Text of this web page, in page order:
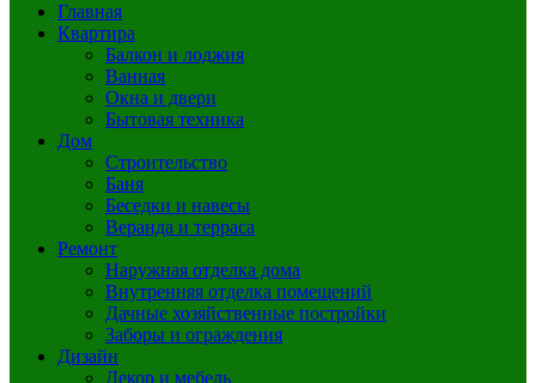
Главная
Квартира
Балкон и лоджия
Ванная
Окна и двери
Бытовая техника
Дом
Строительство
Баня
Беседки и навесы
Веранда и терраса
Ремонт
Наружная отделка дома
Внутренняя отделка помещений
Дачные хозяйственные постройки
Заборы и ограждения
Дизайн
Декор и мебель